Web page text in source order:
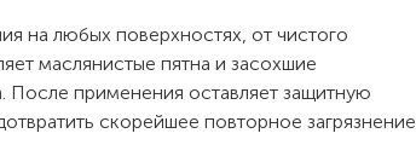
на любых поверхностях, от чистого
маслянистые пятна и засохшие
После применения оставляет защитную
скорейшее повторное загрязнение